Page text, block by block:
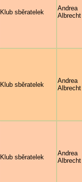
Klub sběratelek
Andrea
Albrecht
Klub sběratelek
Andrea
Albrecht
Klub sběratelek
Andrea
Albrecht